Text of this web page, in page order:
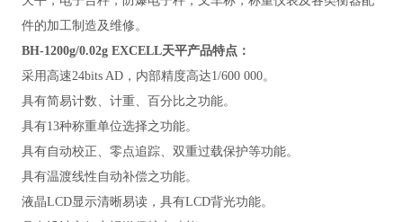
件的加工制造及维修。
BH-1200g/0.02g EXCELL天平产品特点：
采用高速24bits AD，内部精度高达1/600 000。
具有简易计数、计重、百分比之功能。
具有13种称重单位选择之功能。
具有自动校正、零点追踪、双重过载保护等功能。
具有温渡线性自动补偿之功能。
液晶LCD显示清晰易读，具有LCD背光功能。